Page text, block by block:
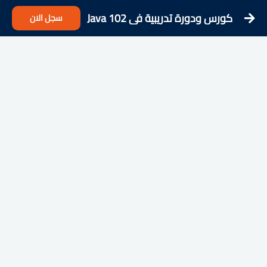
كورس ودورة تدريبية فى Java 102 سجل الان